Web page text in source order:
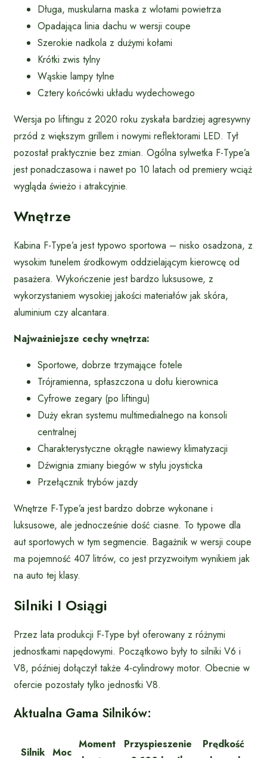
Długa, muskularna maska z wlotami powietrza
Opadająca linia dachu w wersji coupe
Szerokie nadkola z dużymi kołami
Krótki zwis tylny
Wąskie lampy tylne
Cztery końcówki układu wydechowego
Wersja po liftingu z 2020 roku zyskała bardziej agresywny
przód z większym grillem i nowymi reflektorami LED. Tył
pozostał praktycznie bez zmian. Ogólna sylwetka F-Type’a
jest ponadczasowa i nawet po 10 latach od premiery wciąż
wygląda świeżo i atrakcyjnie.
Wnętrze
Kabina F-Type’a jest typowo sportowa – nisko osadzona, z
wysokim tunelem środkowym oddzielającym kierowcę od
pasażera. Wykończenie jest bardzo luksusowe, z
wykorzystaniem wysokiej jakości materiałów jak skóra,
aluminium czy alcantara.
Najważniejsze cechy wnętrza:
Sportowe, dobrze trzymające fotele
Trójramienna, spłaszczona u dołu kierownica
Cyfrowe zegary (po liftingu)
Duży ekran systemu multimedialnego na konsoli
centralnej
Charakterystyczne okrągłe nawiewy klimatyzacji
Dźwignia zmiany biegów w stylu joysticka
Przełącznik trybów jazdy
Wnętrze F-Type’a jest bardzo dobrze wykonane i
luksusowe, ale jednocześnie dość ciasne. To typowe dla
aut sportowych w tym segmencie. Bagażnik w wersji coupe
ma pojemność 407 litrów, co jest przyzwoitym wynikiem jak
na auto tej klasy.
Silniki I Osiągi
Przez lata produkcji F-Type był oferowany z różnymi
jednostkami napędowymi. Początkowo były to silniki V6 i
V8, później dołączył także 4-cylindrowy motor. Obecnie w
ofercie pozostały tylko jednostki V8.
Aktualna Gama Silników:
Silnik Moc
Moment
Przyspieszenie
Prędkość